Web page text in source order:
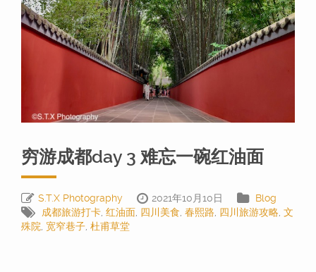
穷游成都day 3 难忘一碗红油面
S.T.X Photography 2021年10月10日
Blog
成都旅游打卡 红油面 四川美食 春熙路 四川旅游攻略 文
殊院 宽窄巷子 杜甫草堂